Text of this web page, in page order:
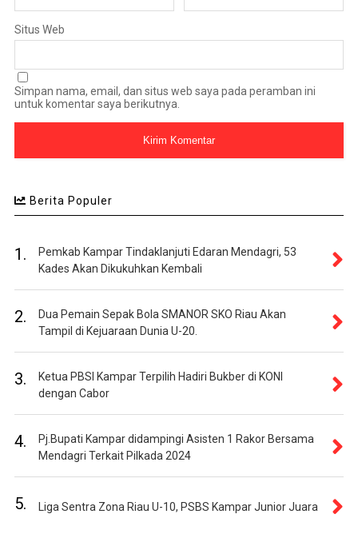
Situs Web
Simpan nama, email, dan situs web saya pada peramban ini
untuk komentar saya berikutnya.
Berita Populer
1.
Pemkab Kampar Tindaklanjuti Edaran Mendagri, 53
Kades Akan Dikukuhkan Kembali
2.
Dua Pemain Sepak Bola SMANOR SKO Riau Akan
Tampil di Kejuaraan Dunia U-20.
3.
Ketua PBSI Kampar Terpilih Hadiri Bukber di KONI
dengan Cabor
4.
Pj.Bupati Kampar didampingi Asisten 1 Rakor Bersama
Mendagri Terkait Pilkada 2024
5. Liga Sentra Zona Riau U-10, PSBS Kampar Junior Juara